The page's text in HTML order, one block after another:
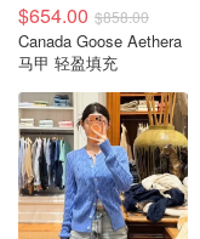
$654.00 $858.00
Canada Goose Aethera
马甲 轻盈填充